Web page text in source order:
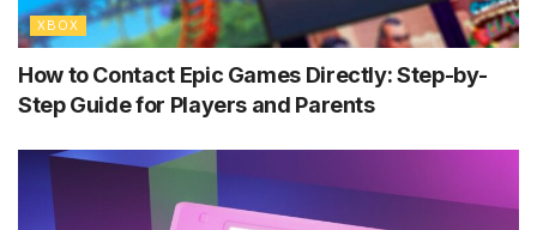
XBOX
How to Contact Epic Games Directly: Step-by-
Step Guide for Players and Parents